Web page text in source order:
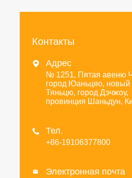
Контакты
 Адрес
№ 1251, Пятая авеню
город Юаньцяо, новый
Тяньцю, город Дэчжоу,
провинция Шаньдун,
 Тел.
+86-19106377800
 Электронная почта